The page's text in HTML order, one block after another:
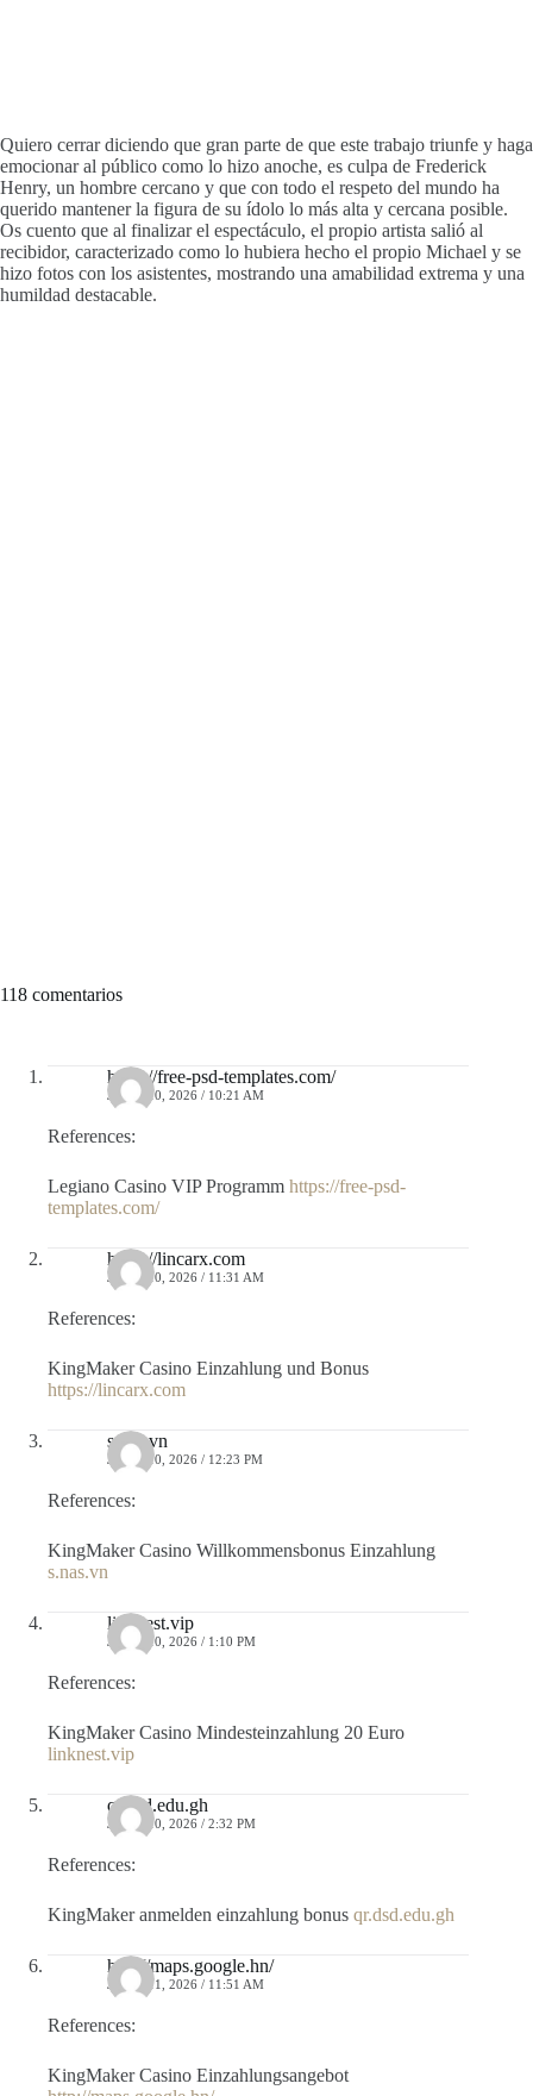
Quiero cerrar diciendo que gran parte de que este trabajo triunfe y haga
emocionar al público como lo hizo anoche, es culpa de Frederick
Henry, un hombre cercano y que con todo el respeto del mundo ha
querido mantener la figura de su ídolo lo más alta y cercana posible.
Os cuento que al finalizar el espectáculo, el propio artista salió al
recibidor, caracterizado como lo hubiera hecho el propio Michael y se
hizo fotos con los asistentes, mostrando una amabilidad extrema y una
humildad destacable.
118 comentarios
https://free-psd-templates.com/
JULIO 10, 2026 / 10:21 AM
References:
Legiano Casino VIP Programm https://free-psd-
templates.com/
https://lincarx.com
JULIO 10, 2026 / 11:31 AM
References:
KingMaker Casino Einzahlung und Bonus
https://lincarx.com
s.nas.vn
JULIO 10, 2026 / 12:23 PM
References:
KingMaker Casino Willkommensbonus Einzahlung
s.nas.vn
linknest.vip
JULIO 10, 2026 / 1:10 PM
References:
KingMaker Casino Mindesteinzahlung 20 Euro
linknest.vip
qr.dsd.edu.gh
JULIO 10, 2026 / 2:32 PM
References:
KingMaker anmelden einzahlung bonus qr.dsd.edu.gh
http://maps.google.hn/
JULIO 11, 2026 / 11:51 AM
References:
KingMaker Casino Einzahlungsangebot